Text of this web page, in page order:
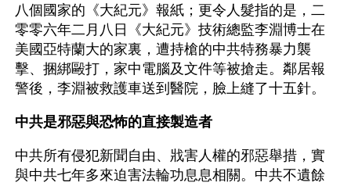
八個國家的《大紀元》報紙；更令人髮指的是，二
零零六年二月八日《大紀元》技術總監李淵博士在
美國亞特蘭大的家裏，遭持槍的中共特務暴力襲
擊、捆綁毆打，家中電腦及文件等被搶走。鄰居報
警後，李淵被救護車送到醫院，臉上縫了十五針。
中共是邪惡與恐怖的直接製造者
中共所有侵犯新聞自由、戕害人權的邪惡舉措，實
與中共七年多來迫害法輪功息息相關。中共不遺餘